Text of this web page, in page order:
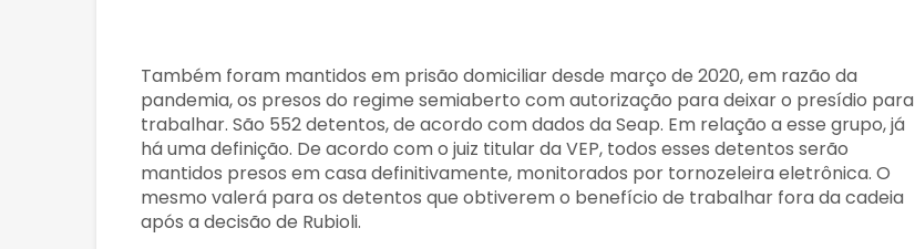
Também foram mantidos em prisão domiciliar desde março de 2020, em razão da
pandemia, os presos do regime semiaberto com autorização para deixar o presídio para
trabalhar. São 552 detentos, de acordo com dados da Seap. Em relação a esse grupo, já
há uma definição. De acordo com o juiz titular da VEP, todos esses detentos serão
mantidos presos em casa definitivamente, monitorados por tornozeleira eletrônica. O
mesmo valerá para os detentos que obtiverem o benefício de trabalhar fora da cadeia
após a decisão de Rubioli.